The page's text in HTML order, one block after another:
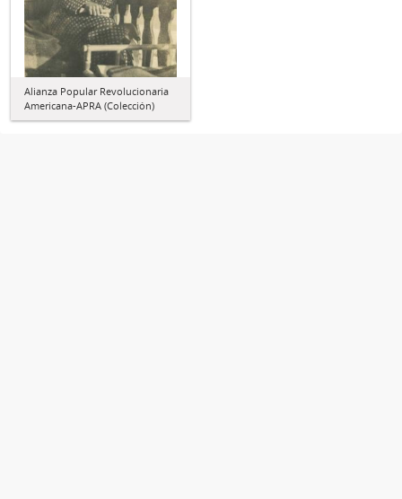
Alianza Popular Revolucionaria
Americana-APRA (Colección)